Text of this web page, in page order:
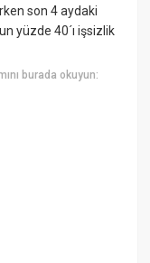
son 4 aydaki
yüzde 40´ı işsizlik
burada okuyun: